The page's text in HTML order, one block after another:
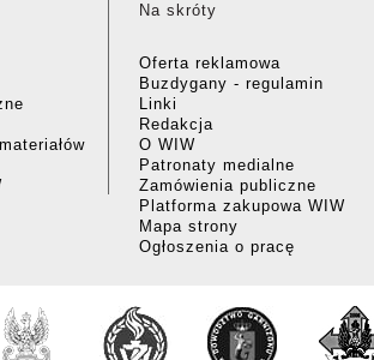
Na skróty
Oferta reklamowa
Buzdygany - regulamin
Linki
Redakcja
O WIW
Patronaty medialne
Zamówienia publiczne
Platforma zakupowa WIW
Mapa strony
Ogłoszenia o pracę